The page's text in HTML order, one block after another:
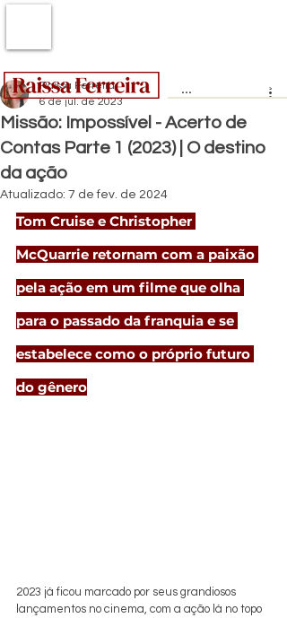
Missão: Impossível - Acerto de
Contas Parte 1 (2023) | O destino
da ação
Raissa Ferreira
6 de jul. de 2023
Atualizado: 7 de fev. de 2024
Tom Cruise e Christopher
McQuarrie retornam com a paixão
pela ação em um filme que olha
para o passado da franquia e se
estabelece como o próprio futuro
do gênero
2023 já ficou marcado por seus grandiosos
lançamentos no cinema, com a ação lá no topo